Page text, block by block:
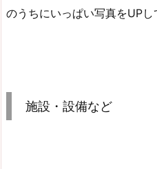
のうちにいっぱい写真をUPし
施設・設備など